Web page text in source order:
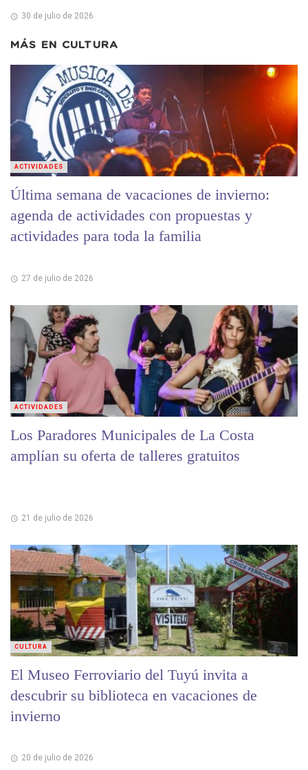
30 de julio de 2026
MÁS EN CULTURA
Última semana de vacaciones de invierno:
agenda de actividades con propuestas y
actividades para toda la familia
27 de julio de 2026
ACTIVIDADES
Los Paradores Municipales de La Costa
amplían su oferta de talleres gratuitos
21 de julio de 2026
ACTIVIDADES
El Museo Ferroviario del Tuyú invita a
descubrir su biblioteca en vacaciones de
invierno
20 de julio de 2026
CULTURA